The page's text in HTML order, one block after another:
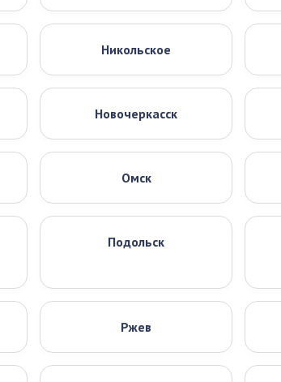
Никольское
Новочеркасск
Омск
Подольск
Ржев